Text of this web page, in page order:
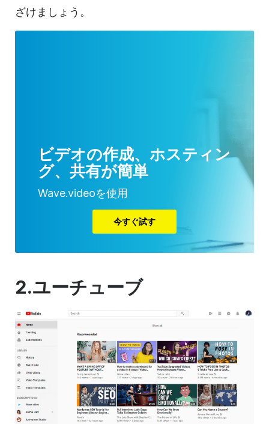
ざけましょう。
ビデオの作成、ホスティン
グ、共有が簡単
Wave.videoを使用
今すぐ試す
2.ユーチューブ